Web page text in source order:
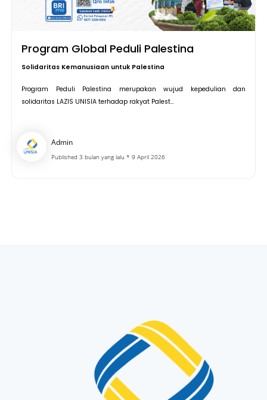
Program Global Peduli Palestina
Solidaritas Kemanusiaan untuk Palestina
Program Peduli Palestina merupakan wujud kepedulian dan
solidaritas LAZIS UNISIA terhadap rakyat Palest...
Admin
Published 3 bulan yang lalu * 9 April 2026